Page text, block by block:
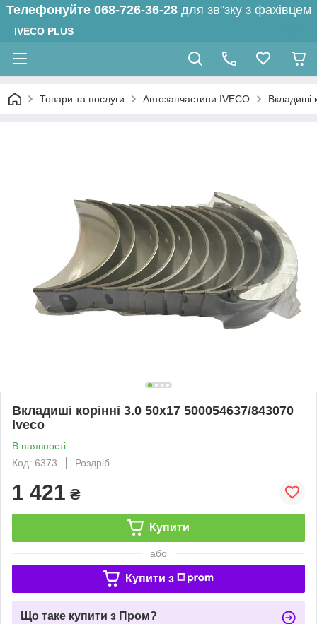
Телефонуйте 068-726-36-28 для зв"зку з фахівцем
IVECO PLUS
Товари та послуги Автозапчастини IVECO Вкладиші
Вкладиші корінні 3.0 50x17 500054637/843070
Iveco
В наявності
Код: 6373
Роздріб
1 421 ₴
Купити
або
Купити з
Що таке купити з Пром?